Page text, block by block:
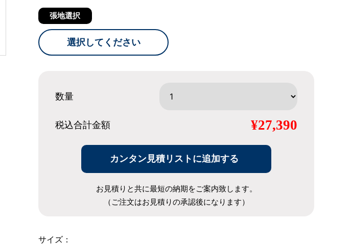
張地選択
選択してください
数量
税込合計金額 ¥27,390
カンタン見積リストに追加する
お見積りと共に最短の納期をご案内致します。
（ご注文はお見積りの承認後になります）
サイズ：